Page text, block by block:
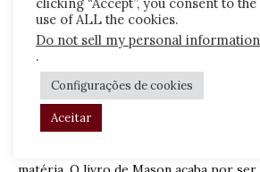
História, Ideologia, Resistência, escrito
restrições impostas pela pandemia da
originalmente publicado no final de
para português de Portugal lançada em
A obra foi
ações
avanço do
entre as
use of ALL the cookies.
Do not sell my personal information
.
Configurações de cookies
Aceitar